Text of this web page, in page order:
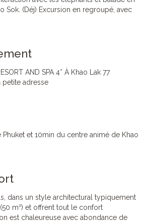
Sok. (Déj) Excursion en regroupé, avec
AND SPA 4* À Khao Lak 77
petite adresse
Phuket et 10min du centre animé de Khao
dans un style architectural typiquement
m²) et offrent tout le confort
est chaleureuse avec abondance de